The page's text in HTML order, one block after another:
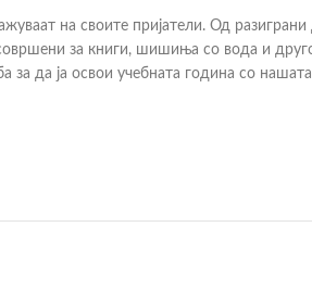
на своите пријатели. Од
за книги, шишиња со вода и
да ја освои учебната година со